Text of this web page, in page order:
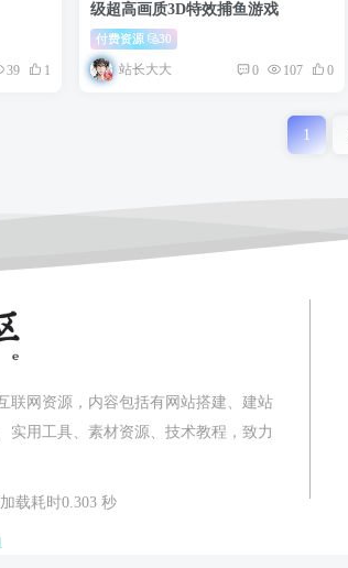
39 1
级超高画质3D特效捕鱼游戏
付费资源 30
站长大大 0 107 0
1
联网资源，内容包括有网站搭建、建站
实用工具、素材资源、技术教程，致力
载耗时0.303 秒